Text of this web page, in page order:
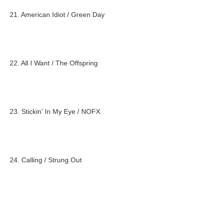
21. American Idiot / Green Day
22. All I Want / The Offspring
23. Stickin' In My Eye / NOFX
24. Calling / Strung Out